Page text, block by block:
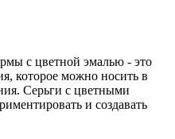
с цветной эмалью - это
которое можно носить в
Серьги с цветными
и создавать